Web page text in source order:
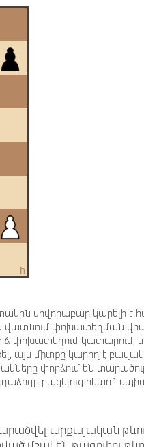
սովորաբար կարելի է
վատնում փոխատեղման
փոխատեղում կատարում,
այս միտքը կարող է
փորձում են
բացելուց հետո`
արքայական